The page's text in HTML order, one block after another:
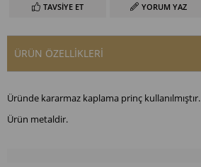
TAVSIYE ET YORUM YAZ
ÜRÜN ÖZELLIKLERI
Üründe kararmaz kaplama prinç kullanılmıştır.
Ürün metaldir.